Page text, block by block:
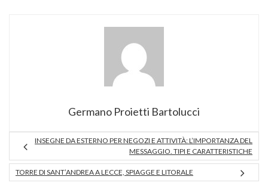
Germano Proietti Bartolucci
INSEGNE DA ESTERNO PER NEGOZI E ATTIVITÀ: L’IMPORTANZA DEL
MESSAGGIO. TIPI E CARATTERISTICHE
TORRE DI SANT’ANDREA A LECCE, SPIAGGE E LITORALE